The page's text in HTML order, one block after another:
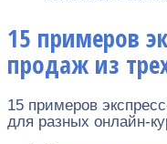
15 примеров
продаж из
15 примеров
для разных онлайн-